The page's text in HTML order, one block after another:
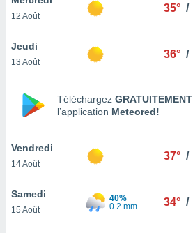
le
ainsi
un
la
du
12 Août
35° /
Jeudi
13 Août
36° /
Téléchargez GRATUITEMENT
l’application Meteored!
Vendredi
14 Août
37° /
Samedi
15 Août
40%
0.2 mm
34° /